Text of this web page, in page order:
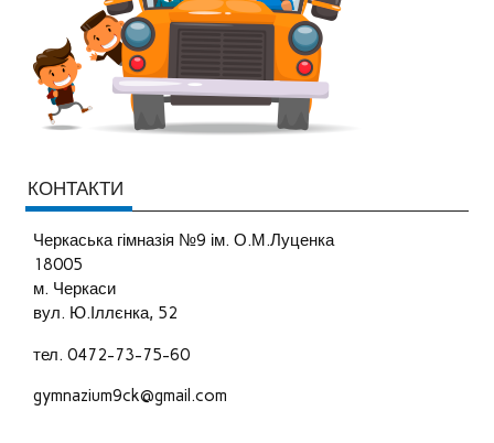
КОНТАКТИ
Черкаська гімназія №9 ім. О.М.Луценка
18005
м. Черкаси
вул. Ю.Іллєнка, 52
тел. 0472-73-75-60
gymnazium9ck@gmail.com